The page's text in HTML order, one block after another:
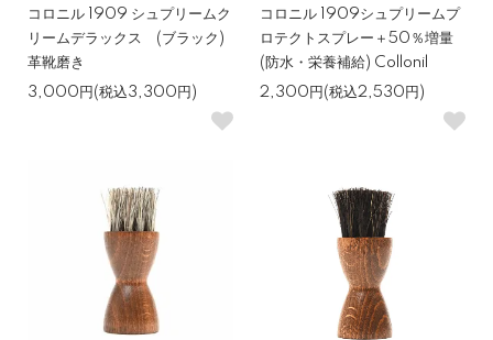
コロニル 1909 シュプリームク
リームデラックス (ブラック)
革靴磨き
3,000円(税込3,300円)
コロニル 1909シュプリームプ
ロテクトスプレー＋50％増量
(防水・栄養補給) Collonil
2,300円(税込2,530円)